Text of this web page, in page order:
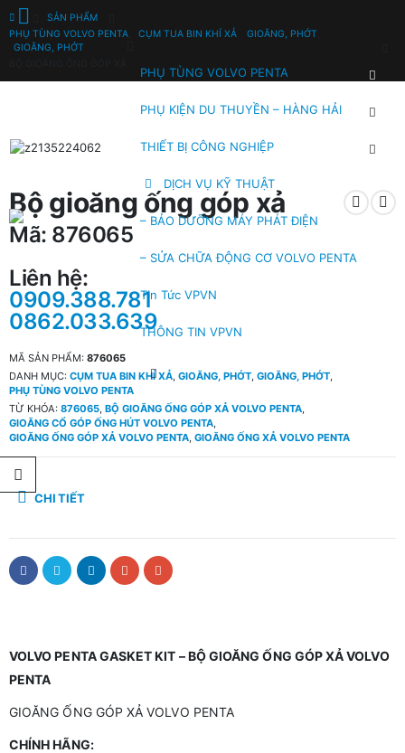
PHỤ TÙNG VOLVO PENTA
PHỤ KIỆN DU THUYỀN – HÀNG HẢI
THIẾT BỊ CÔNG NGHIỆP
DỊCH VỤ KỸ THUẬT
– BẢO DƯỠNG MÁY PHÁT ĐIỆN
– SỬA CHỮA ĐỘNG CƠ VOLVO PENTA
Tin Tức VPVN
THÔNG TIN VPVN
SẢN PHẨM
PHỤ TÙNG VOLVO PENTA
CỤM TUA BIN KHÍ XẢ GIOĂNG, PHỚT
GIOĂNG, PHỚT
Bộ gioăng ống góp xả
Mã: 876065
Liên hệ:
0909.388.781
0862.033.639
MÃ SẢN PHẨM: 876065
DANH MỤC: CỤM TUA BIN KHÍ XẢ, GIOĂNG, PHỚT, GIOĂNG, PHỚT,
PHỤ TÙNG VOLVO PENTA
TỪ KHÓA: 876065, BỘ GIOĂNG ỐNG GÓP XẢ VOLVO PENTA,
GIOĂNG CỔ GÓP ỐNG HÚT VOLVO PENTA,
GIOĂNG ỐNG GÓP XẢ VOLVO PENTA, GIOĂNG ỐNG XẢ VOLVO PENTA
CHI TIẾT
VOLVO PENTA GASKET KIT – BỘ GIOĂNG ỐNG GÓP XẢ VOLVO
PENTA
GIOĂNG ỐNG GÓP XẢ VOLVO PENTA
CHÍNH HÃNG: